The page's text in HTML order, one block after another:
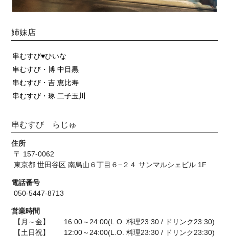
姉妹店
串むすび♥ひいな
串むすび・博 中目黒
串むすび・吉 恵比寿
串むすび・琢 二子玉川
串むすび らじゅ
住所
〒 157-0062
東京都 世田谷区 南烏山６丁目６−２４ サンマルシェビル 1F
電話番号
050-5447-8713
営業時間
【月～金】 16:00～24:00(L.O. 料理23:30 / ドリンク23:30)
【土日祝】 12:00～24:00(L.O. 料理23:30 / ドリンク23:30)